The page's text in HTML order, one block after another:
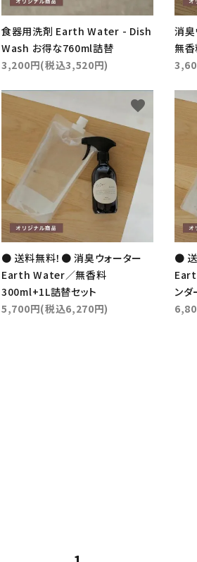
食器用洗剤 Earth Water - Dish
Wash お得な760ml詰替
3,200円(税込3,520円)
消
無
● 送料無料！● 消臭ウォーター
Earth Water／無香料
300ml+1L詰替セット
5,700円(税込6,270円)
favorite
● 送
ン
検索する